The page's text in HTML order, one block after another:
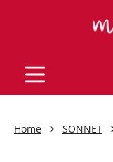
Home SONNET